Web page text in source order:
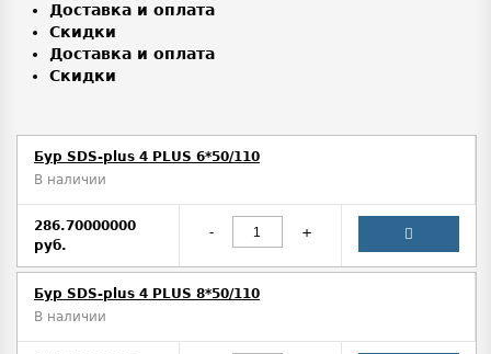
Доставка и оплата
Скидки
Доставка и оплата
Скидки
Бур SDS-plus 4 PLUS 6*50/110
В наличии
286.70000000
руб.
- +
Бур SDS-plus 4 PLUS 8*50/110
В наличии